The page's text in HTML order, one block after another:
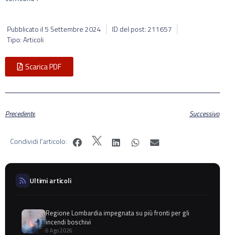
Pubblicato il 5 Settembre 2024
ID del post: 211657
Tipo: Articoli
Scarica PDF
Precedente Successivo
Condividi l'articolo:
Ultimi articoli
Regione Lombardia impegnata su più fronti per gli
incendi boschivi
6 Ago 2026